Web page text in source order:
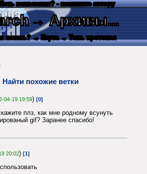
пожелания? - напишите автору
→ Архивы...
искать? → Карта → Текс. протокол
;
Найти похожие ветки
04-19 19:59) [0]
плз, как мне родному всунуть
gif? Заранее спасибо!
20:02) [1]